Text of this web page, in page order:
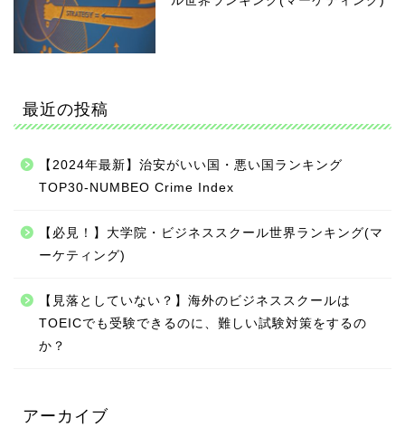
最近の投稿
【2024年最新】治安がいい国・悪い国ランキング
TOP30-NUMBEO Crime Index
【必見！】大学院・ビジネススクール世界ランキング(マ
ーケティング)
【見落としていない？】海外のビジネススクールは
TOEICでも受験できるのに、難しい試験対策をするの
か？
アーカイブ